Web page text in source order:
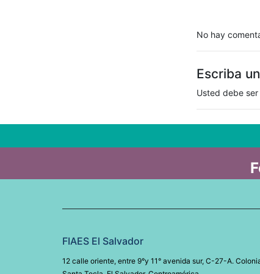
No hay
Escriba
Usted debe ser
FIAES El Salvador
12 calle oriente, entre 9°y 11° avenida sur, C-27-A.